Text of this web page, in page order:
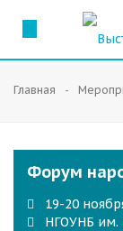
Главная
Форум
19-20
НГОУНБ им.